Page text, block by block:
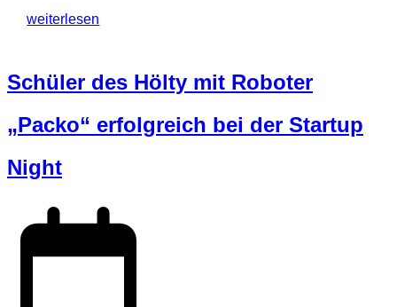
weiterlesen
Schüler des Hölty mit Roboter
„Packo“ erfolgreich bei der Startup
Night